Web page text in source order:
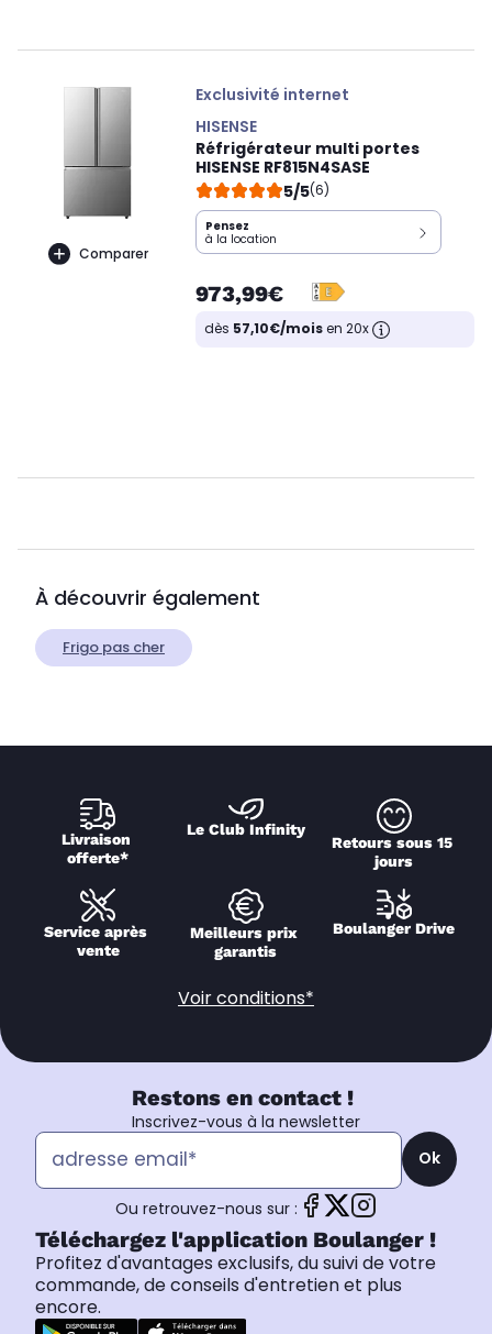
Comparer
Exclusivité internet
HISENSE
Réfrigérateur multi portes
HISENSE RF815N4SASE
5/5(6)
Pensez
à la location
973,99€
dès 57,10€/moisen 20x
À découvrir également
Frigo pas cher
Livraison
offerte*
Le Club Infinity
Retours sous 15
jours
Service après
vente
Meilleurs prix
garantis
Boulanger Drive
Voir conditions*
Restons en contact !
Inscrivez-vous à la newsletter
Ok
Ou retrouvez-nous sur :
Téléchargez l'application Boulanger !
Profitez d'avantages exclusifs, du suivi de votre
commande, de conseils d'entretien et plus
encore.